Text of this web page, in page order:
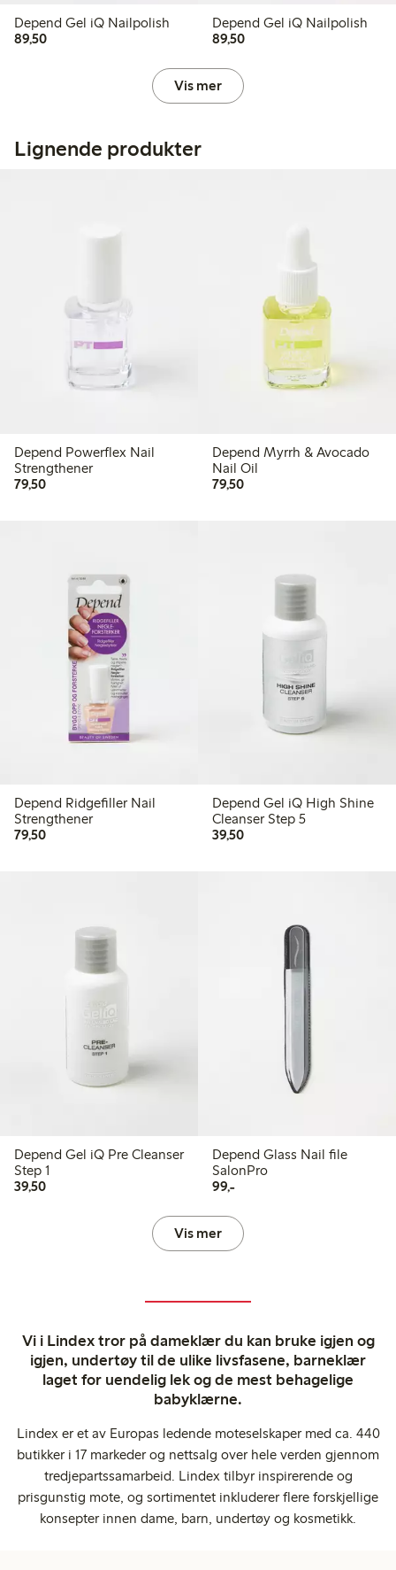
Depend Gel iQ Nailpolish
89,5089,50 kr
Depend Gel iQ Nailpolish
89,5089,50 kr
Vis mer
Lignende produkter
Depend Powerflex Nail
Strengthener
79,5079,50 kr
Depend Myrrh & Avocado
Nail Oil
79,5079,50 kr
Depend Ridgefiller Nail
Strengthener
79,5079,50 kr
Depend Gel iQ High Shine
Cleanser Step 5
39,5039,50 kr
Depend Gel iQ Pre Cleanser
Step 1
39,5039,50 kr
Depend Glass Nail file
SalonPro
99,-99,00 kr
Vis mer
Vi i Lindex tror på dameklær du kan bruke igjen og
igjen, undertøy til de ulike livsfasene, barneklær
laget for uendelig lek og de mest behagelige
babyklærne.
Lindex er et av Europas ledende moteselskaper med ca. 440
butikker i 17 markeder og nettsalg over hele verden gjennom
tredjepartssamarbeid. Lindex tilbyr inspirerende og
prisgunstig mote, og sortimentet inkluderer flere forskjellige
konsepter innen dame, barn, undertøy og kosmetikk.